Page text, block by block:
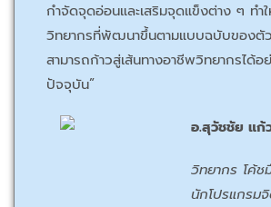
กำจัดจุดอ่อนและเสริมจุดแข็งต่าง ๆ ทำ
วิทยากรที่พัฒนาขึ้นตามแบบฉบับของตั
สามารถก้าวสู่เส้นทางอาชีพวิทยากรได้อ
ปัจจุบัน”
อ.สุวัชชัย แ
วิทยากร โค้ช
นักโปรแกรม